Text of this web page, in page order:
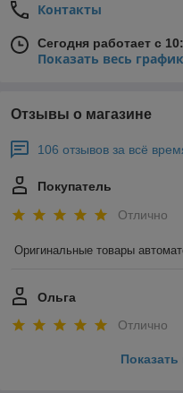
Контакты
Сегодня работает с
Показать весь
Отзывы о магазине
106 отзывов за всё
Покупатель
Отлично
Оригинальные товары
Ольга
Отлично